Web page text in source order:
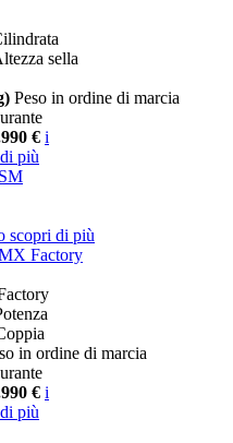
sella
Peso in ordine di marcia
€ i
più
scopri di più
Factory
in ordine di marcia
€ i
più